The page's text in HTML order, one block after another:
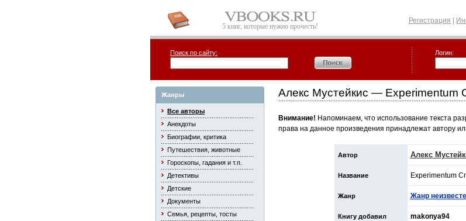
5 книг, которые нужно прочесть!
Регистрация
Поиск по сайту: Логин:
Жанры
Все авторы
Анекдоты
Биографии, критика
Путешествия, животные
Гороскопы, гадания и т.п.
Детективы
Детские
Документы
Семья, рецепты, тосты
Алекс Мустейкис — Experimentum
Внимание! Напоминаем, что использование текста
права на данное произведения принадлежат автору
Автор Алекс
Название Experimentum
Жанр Жанр
Книгу добавил makonya94